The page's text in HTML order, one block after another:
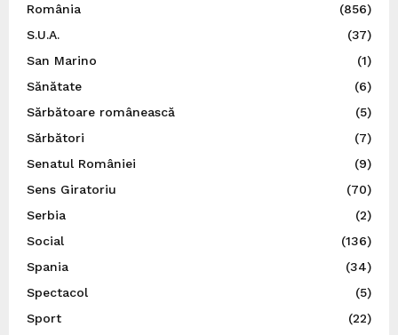
România
(856)
S.U.A.
(37)
San Marino
(1)
Sănătate
(6)
Sărbătoare românească
(5)
Sărbători
(7)
Senatul României
(9)
Sens Giratoriu
(70)
Serbia
(2)
Social
(136)
Spania
(34)
Spectacol
(5)
Sport
(22)